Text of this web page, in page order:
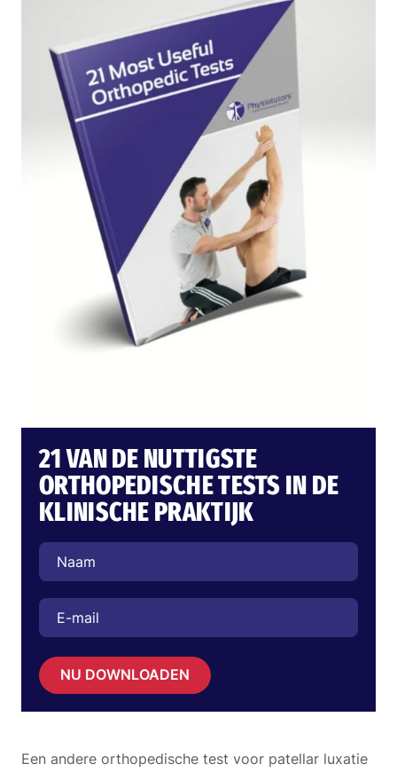
21 VAN DE NUTTIGSTE
ORTHOPEDISCHE TESTS IN DE
KLINISCHE PRAKTIJK
NU DOWNLOADEN
Een andere orthopedische test voor patellar luxatie